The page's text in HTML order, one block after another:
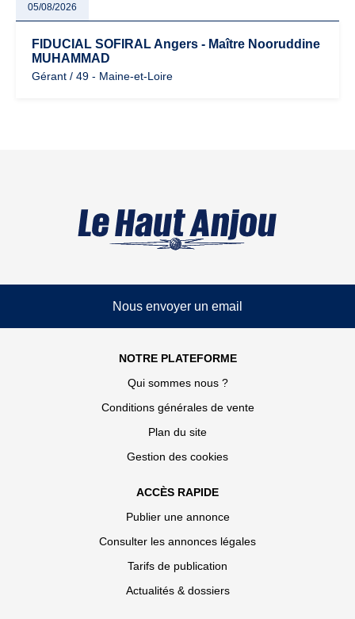
05/08/2026
FIDUCIAL SOFIRAL Angers - Maître Nooruddine
MUHAMMAD
Gérant / 49 - Maine-et-Loire
Nous envoyer un email
NOTRE PLATEFORME
Qui sommes nous ?
Conditions générales de vente
Plan du site
Gestion des cookies
ACCÈS RAPIDE
Publier une annonce
Consulter les annonces légales
Tarifs de publication
Actualités & dossiers